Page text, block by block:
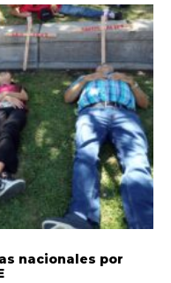
nacionales por